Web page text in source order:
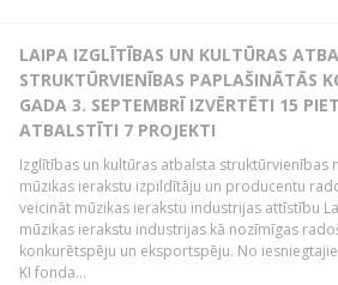
LAIPA IZGLĪTĪBAS UN KULTŪRAS
STRUKTŪRVIENĪBAS PAPLAŠINĀTĀS
GADA 3. SEPTEMBRĪ IZVĒRTĒTI 15
ATBALSTĪTI 7 PROJEKTI
Izglītības un kultūras atbalsta struktūrvienības
mūzikas ierakstu izpildītāju un producentu
veicināt mūzikas ierakstu industrijas attīstību
mūzikas ierakstu industrijas kā nozīmīgas
konkurētspēju un eksportspēju. No
KI fonda...